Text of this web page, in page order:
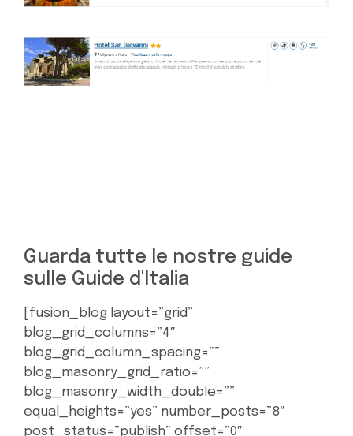
Guarda tutte le nostre guide
sulle Guide d'Italia
[fusion_blog layout=”grid”
blog_grid_columns=”4″
blog_grid_column_spacing=””
blog_masonry_grid_ratio=””
blog_masonry_width_double=””
equal_heights=”yes” number_posts=”8″
post_status=”publish” offset=”0″